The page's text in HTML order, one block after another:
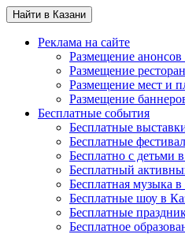
Найти в Казани
Реклама на сайте
Размещение
Размещение
Размещение мест и
Размещение
Бесплатные события
Бесплатные
Бесплатные
Бесплатно с детьми
Бесплатный
Бесплатная музыка в
Бесплатные шоу в
Бесплатные
Бесплатное